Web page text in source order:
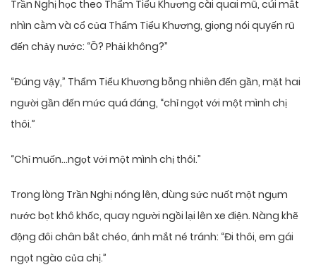
Trần Nghị học theo Thẩm Tiểu Khương cài quai mũ, cúi mắt
nhìn cằm và cổ của Thẩm Tiểu Khương, giọng nói quyến rũ
đến chảy nước: “Ồ? Phải không?”
“Đúng vậy,” Thẩm Tiểu Khương bỗng nhiên đến gần, mặt hai
người gần đến mức quá đáng, “chỉ ngọt với một mình chị
thôi.”
“Chỉ muốn…ngọt với một mình chị thôi.”
Trong lòng Trần Nghị nóng lên, dùng sức nuốt một ngụm
nước bọt khô khốc, quay người ngồi lại lên xe điện. Nàng khẽ
động đôi chân bắt chéo, ánh mắt né tránh: “Đi thôi, em gái
ngọt ngào của chị.”